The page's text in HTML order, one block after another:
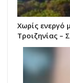
Χωρίς ενεργό
Τροιζηνίας –